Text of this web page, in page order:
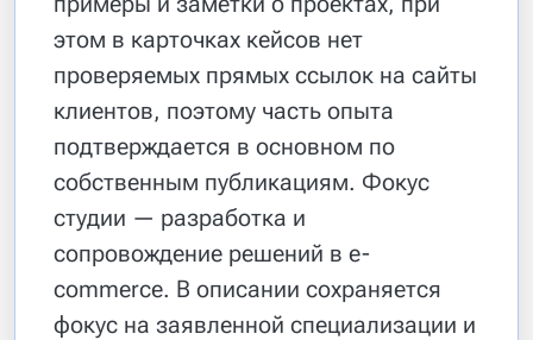
этом в карточках кейсов нет
проверяемых прямых ссылок на сайты
клиентов, поэтому часть опыта
подтверждается в основном по
собственным публикациям. Фокус
студии — разработка и
сопровождение решений в e-
commerce. В описании сохраняется
фокус на заявленной специализации и